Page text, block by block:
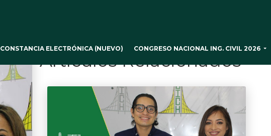
CONSTANCIA ELECTRÓNICA (NUEVO) CONGRESO NACIONAL ING. CIVIL 2026
Artículos Relacionados